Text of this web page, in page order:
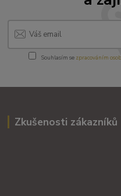
Souhlasím se zpracováním
Zkušenosti zákazníků